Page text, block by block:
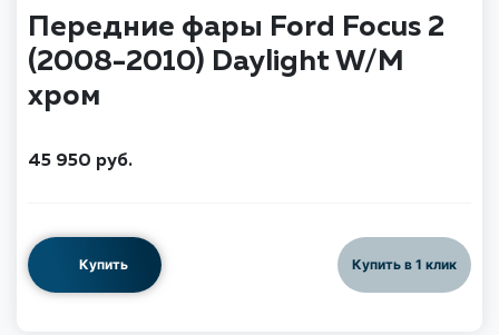
Передние фары Ford Focus 2
(2008-2010) Daylight W/M
хром
45 950 руб.
Купить Купить в 1 клик